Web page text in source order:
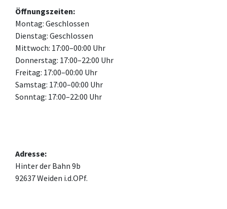
Öffnungszeiten:
Montag: Geschlossen
Dienstag: Geschlossen
Mittwoch: 17:00–00:00 Uhr
Donnerstag: 17:00–22:00 Uhr
Freitag: 17:00–00:00 Uhr
Samstag: 17:00–00:00 Uhr
Sonntag: 17:00–22:00 Uhr
Adresse:
Hinter der Bahn 9b
92637 Weiden i.d.OPf.